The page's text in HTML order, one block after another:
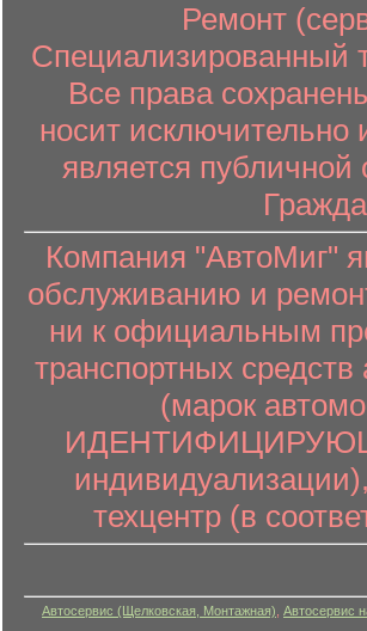
Ремонт
Специализированный
Все права
носит
является
Компания "АвтоМиг"
обслуживанию и
ни к официальным
транспортных
(марок
техцентр (в
Автосервис (Щелковская, Монтажная) Автосервис